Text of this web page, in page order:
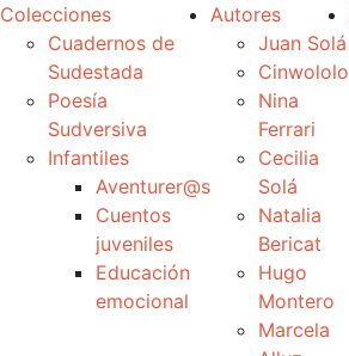
Colecciones
Cuadernos de
Sudestada
Poesía
Sudversiva
Infantiles
Aventurer@s
Cuentos
juveniles
Educación
emocional
Autores
Juan Solá
Cinwololo
Nina
Ferrari
Cecilia
Solá
Natalia
Bericat
Hugo
Montero
Marcela